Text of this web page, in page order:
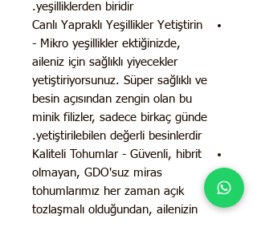
yeşilliklerden biridir.
Canlı Yapraklı Yeşillikler Yetiştirin
- Mikro yeşillikler ektiğinizde,
aileniz için sağlıklı yiyecekler
yetiştiriyorsunuz. Süper sağlıklı ve
besin açısından zengin olan bu
minik filizler, sadece birkaç günde
yetiştirilebilen değerli besinlerdir.
Kaliteli Tohumlar - Güvenli, hibrit
olmayan, GDO'suz miras
tohumlarımız her zaman açık
tozlaşmalı olduğundan, ailenizin